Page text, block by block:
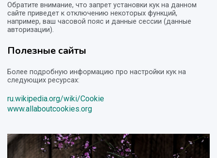
Обратите внимание, что запрет установки кук на данном
сайте приведет к отключению некоторых функций,
например, ваш часовой пояс и данные сессии (данные
авторизации).
Полезные сайты
Более подробную информацию про настройки кук на
следующих ресурсах:
ru.wikipedia.org/wiki/Cookie
www.allaboutcookies.org